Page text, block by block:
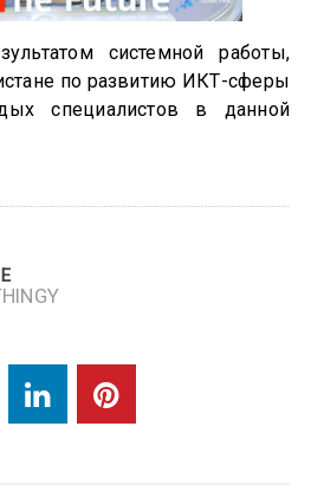
системной работы,
по развитию ИКТ-сферы
специалистов в данной